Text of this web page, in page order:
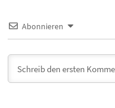
Abonnieren